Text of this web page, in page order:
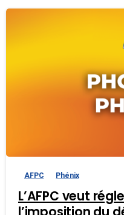
AFPC Phénix
L’AFPC veut